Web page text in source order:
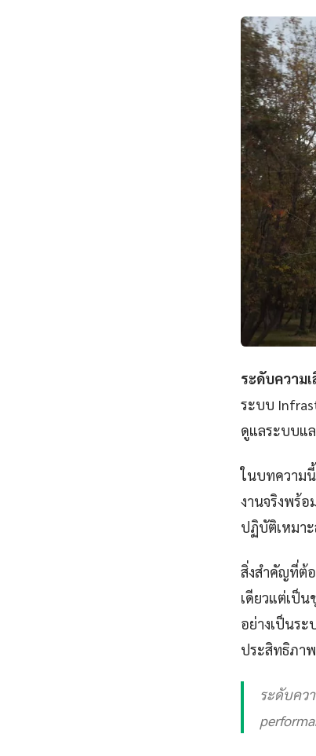
ระดับความ
ระบบ
ดูแลระบบแ
ในบทความนี้
งานจริงพร้
ปฏิบัติเหมาะ
สิ่งสำคัญที่ต้อ
เดียวแต่เป็
อย่างเป็นร
ประสิทธิภาพ
ระดับคว